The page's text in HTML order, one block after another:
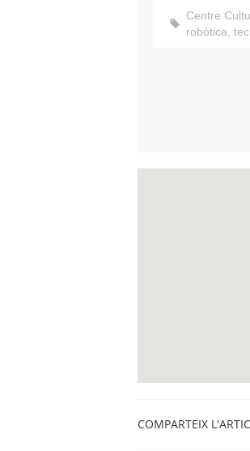
Centre
robòtica,
COMPARTEIX